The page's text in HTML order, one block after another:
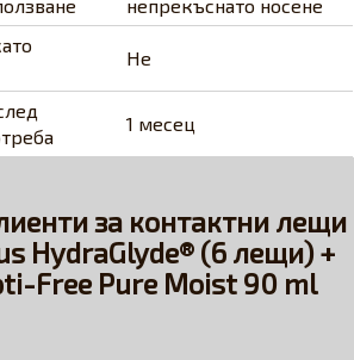
непрекъснато носене
Не
1 месец
за контактни лещи
HydraGlyde® (6 лещи) +
Free Pure Moist 90 ml